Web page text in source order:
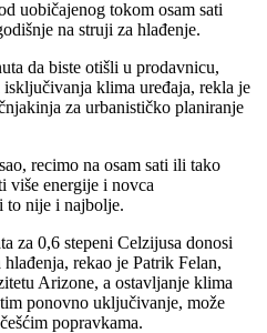
uobičajenog tokom osam sati
na struji za hlađenje.
da biste otišli ​​u prodavnicu,
klima uređaja, rekla je
za urbanističko planiranje
recimo na osam sati ili tako
više energije i novca
to nije i najbolje.
za 0,6 stepeni Celzijusa donosi
rekao je Patrik Felan,
Arizone, a ostavljanje klima
ponovno uključivanje, može
popravkama.